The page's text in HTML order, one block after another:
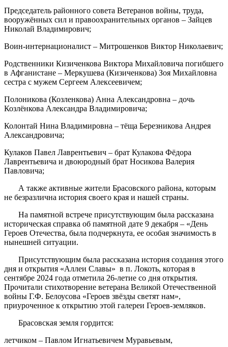
Председатель районного совета Ветеранов войны, труда,
вооружённых сил и правоохранительных органов – Зайцев
Николай Владимирович;
Воин-интернационалист – Митрошенков Виктор Николаевич;
Родственники Кизиченкова Виктора Михайловича погибшего
в Афганистане – Меркушева (Кизиченкова) Зоя Михайловна
сестра с мужем Сергеем Алексеевичем;
Полоникова (Козленкова) Анна Александровна – дочь
Козлёнкова Александра Владимировича;
Колонтай Нина Владимировна – тёща Березникова Андрея
Александровича;
Кулаков Павел Лаврентьевич – брат Кулакова Фёдора
Лаврентьевича и двоюродный брат Носикова Валерия
Павловича;
А также активные жители Брасовского района, которым
не безразлична история своего края и нашей страны.
На памятной встрече присутствующим была рассказана
историческая справка об памятной дате 9 декабря – «День
Героев Отечества, была подчеркнута, ее особая значимость в
нынешней ситуации.
Присутствующим была рассказана история создания этого
дня и открытия «Аллеи Славы» в п. Локоть, которая в
сентябре 2024 года отметила 26-летие со дня открытия.
Прочитали стихотворение ветерана Великой Отечественной
войны Г.Ф. Белоусова «Героев звёзды светят нам»,
приуроченное к открытию этой галереи Героев-земляков.
Брасовская земля гордится:
летчиком – Павлом Игнатьевичем Муравьевым,